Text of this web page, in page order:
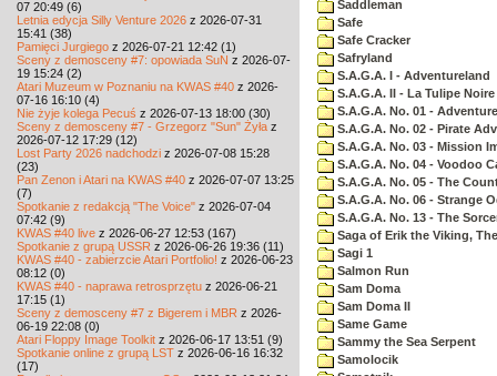
07 20:49 (6)
Letnia edycja Silly Venture 2026 z 2026-07-31
15:41 (38)
Pamięci Jurgiego z 2026-07-21 12:42 (1)
Sceny z demosceny #7: opowiada SuN z 2026-07-
19 15:24 (2)
Atari Muzeum w Poznaniu na KWAS #40 z 2026-
07-16 16:10 (4)
Nie żyje kolega Pecuś z 2026-07-13 18:00 (30)
Sceny z demosceny #7 - Grzegorz "Sun" Żyła z
2026-07-12 17:29 (12)
Lost Party 2026 nadchodzi z 2026-07-08 15:28
(23)
Pan Zenon i Atari na KWAS #40 z 2026-07-07 13:25
(7)
Spotkanie z redakcją "The Voice" z 2026-07-04
07:42 (9)
KWAS #40 live z 2026-06-27 12:53 (167)
Spotkanie z grupą USSR z 2026-06-26 19:36 (11)
KWAS #40 - zabierzcie Atari Portfolio! z 2026-06-23
08:12 (0)
KWAS #40 - naprawa retrosprzętu z 2026-06-21
17:15 (1)
Sceny z demosceny #7 z Bigerem i MBR z 2026-
06-19 22:08 (0)
Atari Floppy Image Toolkit z 2026-06-17 13:51 (9)
Spotkanie online z grupą LST z 2026-06-16 16:32
(17)
Saddleman
Safe
Safe Cracker
Safryland
S.A.G.A. I - Adventureland
S.A.G.A. II - La Tulipe Noire
S.A.G.A. No. 01 -
S.A.G.A. No. 02 - Pirate
S.A.G.A. No. 03 - Mission
S.A.G.A. No. 04 - Voodoo
S.A.G.A. No. 05 - The
S.A.G.A. No. 06 - Strange
S.A.G.A. No. 13 - The
Saga of Erik the Viking, The
Sagi 1
Salmon Run
Sam Doma
Sam Doma II
Same Game
Sammy the Sea Serpent
Samolocik